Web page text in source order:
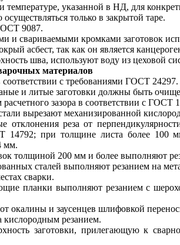
указанной в НД, для
только в закрытой таре.
9087.
и свариваемыми кромками заготовок
асбест, так как он является
шва, используют воду из цеховой
материалов
с требованиями ГОСТ 24297.
и литые заготовки должны быть
зазора в соответствии с ГОСТ
вырезают механизированной
отклонения реза от
14792; при толщине листа более
мм.
толщиной 200 мм и более выполняют
сталей выполняют резанием на
сварки.
планки выполняют резанием с
окалины и заусенцев шлифовкой
резанием.
заготовки, прилегающую к